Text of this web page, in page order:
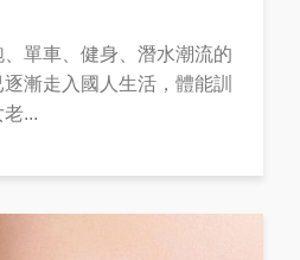
單車、健身、潛水潮流的
漸走入國人生活，體能訓
...